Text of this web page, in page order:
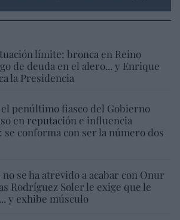
límite: bronca en Reino
de deuda en el alero... y Enrique
la Presidencia
el penúltimo fiasco del Gobierno
en reputación e influencia
conforma con ser la número dos
se ha atrevido a acabar con Onur
Rodríguez Soler le exige que le
y exhibe músculo